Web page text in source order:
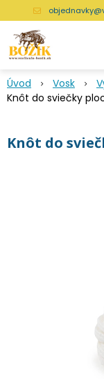
Úvod Vosk
Knôt do sviečky
Knôt do